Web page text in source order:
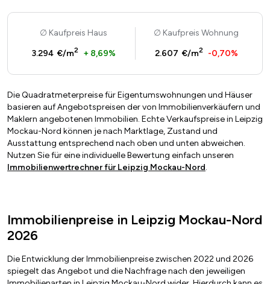
Kaufpreis Haus
3.294 €/m2 + 8,69%
Kaufpreis Wohnung
2.607 €/m2 -0,70%
Die Quadratmeterpreise für Eigentumswohnungen und Häuser
basieren auf Angebotspreisen der von Immobilienverkäufern und
Maklern angebotenen Immobilien. Echte Verkaufspreise in Leipzig
Mockau-Nord können je nach Marktlage, Zustand und
Ausstattung entsprechend nach oben und unten abweichen.
Nutzen Sie für eine individuelle Bewertung einfach unseren
Immobilienwertrechner für Leipzig Mockau-Nord.
Immobilienpreise in Leipzig Mockau-Nord
2026
Die Entwicklung der Immobilienpreise zwischen 2022 und 2026
spiegelt das Angebot und die Nachfrage nach den jeweiligen